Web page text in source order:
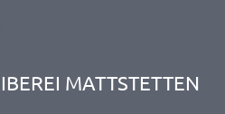
MATTSTETTEN